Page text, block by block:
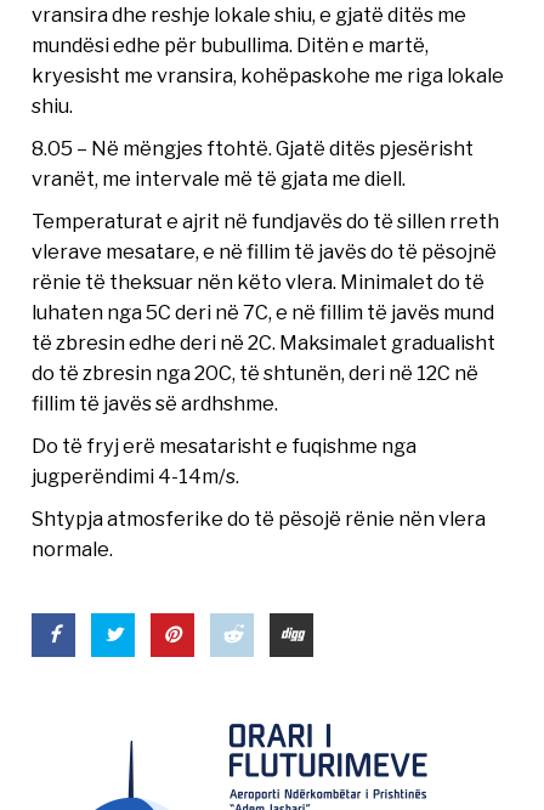
vransira dhe reshje lokale shiu, e gjatë ditës me
mundësi edhe për bubullima. Ditën e martë,
kryesisht me vransira, kohëpaskohe me riga lokale
shiu.
8.05 – Në mëngjes ftohtë. Gjatë ditës pjesërisht
vranët, me intervale më të gjata me diell.
Temperaturat e ajrit në fundjavës do të sillen rreth
vlerave mesatare, e në fillim të javës do të pësojnë
rënie të theksuar nën këto vlera. Minimalet do të
luhaten nga 5C deri në 7C, e në fillim të javës mund
të zbresin edhe deri në 2C. Maksimalet gradualisht
do të zbresin nga 20C, të shtunën, deri në 12C në
fillim të javës së ardhshme.
Do të fryj erë mesatarisht e fuqishme nga
jugperëndimi 4-14m/s.
Shtypja atmosferike do të pësojë rënie nën vlera
normale.